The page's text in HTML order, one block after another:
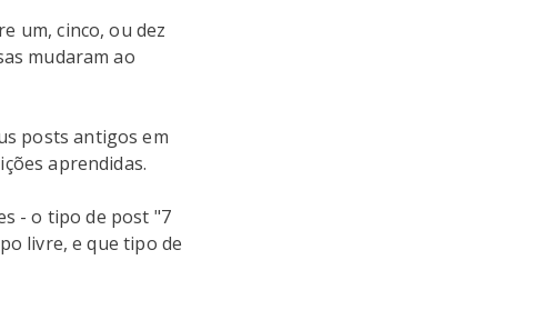
um, cinco, ou dez
mudaram ao
posts antigos em
aprendidas.
- o tipo de post "7
livre, e que tipo de